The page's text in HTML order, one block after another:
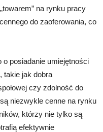
na rynku pracy
do zaoferowania, co
posiadanie umiejętności
takie jak dobra
czy zdolność do
niezwykle cenne na rynku
którzy nie tylko są
efektywnie